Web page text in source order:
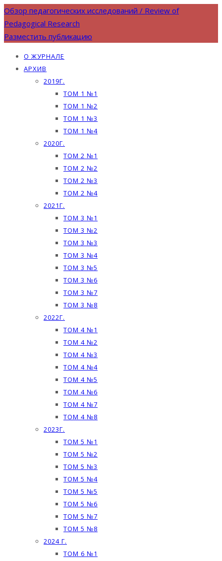
Обзор педагогических исследований / Review of
Pedagogical Research
Разместить публикацию
О ЖУРНАЛЕ
АРХИВ
2019Г.
ТОМ 1 №1
ТОМ 1 №2
ТОМ 1 №3
ТОМ 1 №4
2020Г.
ТОМ 2 №1
ТОМ 2 №2
ТОМ 2 №3
ТОМ 2 №4
2021Г.
ТОМ 3 №1
ТОМ 3 №2
ТОМ 3 №3
ТОМ 3 №4
ТОМ 3 №5
ТОМ 3 №6
ТОМ 3 №7
ТОМ 3 №8
2022Г.
ТОМ 4 №1
ТОМ 4 №2
ТОМ 4 №3
ТОМ 4 №4
ТОМ 4 №5
ТОМ 4 №6
ТОМ 4 №7
ТОМ 4 №8
2023Г.
ТОМ 5 №1
ТОМ 5 №2
ТОМ 5 №3
ТОМ 5 №4
ТОМ 5 №5
ТОМ 5 №6
ТОМ 5 №7
ТОМ 5 №8
2024 Г.
ТОМ 6 №1